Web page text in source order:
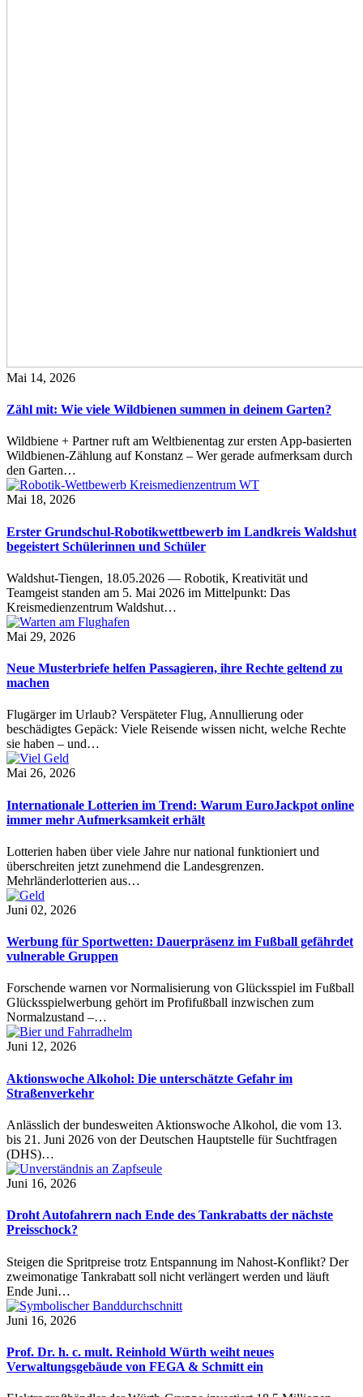
Mai 14, 2026
Zähl mit: Wie viele Wildbienen summen in deinem Garten?
Wildbiene + Partner ruft am Weltbienentag zur ersten App-basierten
Wildbienen-Zählung auf Konstanz – Wer gerade aufmerksam durch
den Garten…
Mai 18, 2026
Erster Grundschul-Robotikwettbewerb im Landkreis Waldshut
begeistert Schülerinnen und Schüler
Waldshut-Tiengen, 18.05.2026 — Robotik, Kreativität und
Teamgeist standen am 5. Mai 2026 im Mittelpunkt: Das
Kreismedienzentrum Waldshut…
Mai 29, 2026
Neue Musterbriefe helfen Passagieren, ihre Rechte geltend zu
machen
Flugärger im Urlaub? Verspäteter Flug, Annullierung oder
beschädigtes Gepäck: Viele Reisende wissen nicht, welche Rechte
sie haben – und…
Mai 26, 2026
Internationale Lotterien im Trend: Warum EuroJackpot online
immer mehr Aufmerksamkeit erhält
Lotterien haben über viele Jahre nur national funktioniert und
überschreiten jetzt zunehmend die Landesgrenzen.
Mehrländerlotterien aus…
Juni 02, 2026
Werbung für Sportwetten: Dauerpräsenz im Fußball gefährdet
vulnerable Gruppen
Forschende warnen vor Normalisierung von Glücksspiel im Fußball
Glücksspielwerbung gehört im Profifußball inzwischen zum
Normalzustand –…
Juni 12, 2026
Aktionswoche Alkohol: Die unterschätzte Gefahr im
Straßenverkehr
Anlässlich der bundesweiten Aktionswoche Alkohol, die vom 13.
bis 21. Juni 2026 von der Deutschen Hauptstelle für Suchtfragen
(DHS)…
Juni 16, 2026
Droht Autofahrern nach Ende des Tankrabatts der nächste
Preisschock?
Steigen die Spritpreise trotz Entspannung im Nahost-Konflikt? Der
zweimonatige Tankrabatt soll nicht verlängert werden und läuft
Ende Juni…
Juni 16, 2026
Prof. Dr. h. c. mult. Reinhold Würth weiht neues
Verwaltungsgebäude von FEGA & Schmitt ein